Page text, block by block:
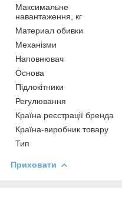
Максимальне
навантаження, кг
Материал обивки
Механізми
Наповнювач
Основа
Підлокітники
Регулювання
Країна реєстрації бренда
Країна-виробник товару
Тип
Приховати